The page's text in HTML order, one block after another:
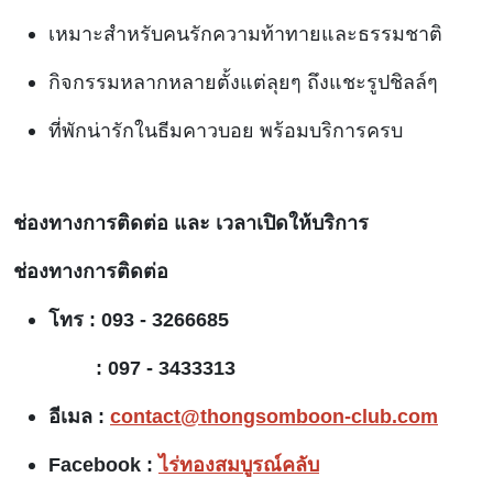
เหมาะสำหรับคนรักความท้าทายและธรรมชาติ
กิจกรรมหลากหลายตั้งแต่ลุยๆ ถึงแชะรูปชิลล์ๆ
ที่พักน่ารักในธีมคาวบอย พร้อมบริการครบ
ช่องทางการติดต่อ และ เวลาเปิดให้บริการ
ช่องทางการติดต่อ
โทร : 093 - 3266685
: 097 - 3433313
อีเมล : contact@thongsomboon-club.com
Facebook : ไร่ทองสมบูรณ์คลับ